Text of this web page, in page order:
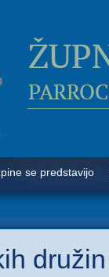
se predstavijo